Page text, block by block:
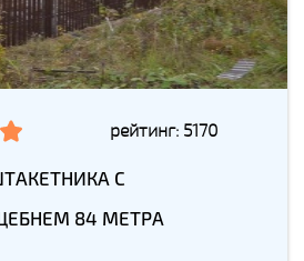
рейтинг: 5170
С
84 МЕТРА